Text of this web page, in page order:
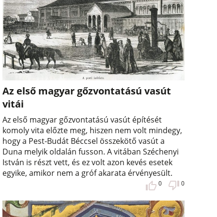
Az első magyar gőzvontatású vasút
vitái
Az első magyar gőzvontatású vasút építését
komoly vita előzte meg, hiszen nem volt mindegy,
hogy a Pest-Budát Béccsel összekötő vasút a
Duna melyik oldalán fusson. A vitában Széchenyi
István is részt vett, és ez volt azon kevés esetek
egyike, amikor nem a gróf akarata érvényesült.
0 0